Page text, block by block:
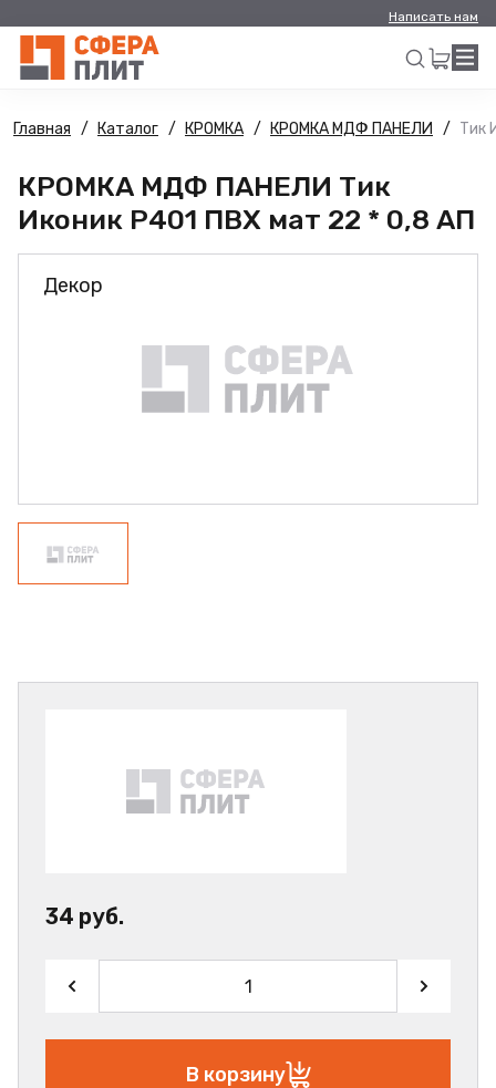
Написать нам
Искать
Главная Каталог КРОМКА КРОМКА МДФ ПАНЕЛИ Тик
КРОМКА МДФ ПАНЕЛИ Тик
Иконик Р401 ПВХ мат 22 * 0,8 АП
Декор
34 руб.
В корзину